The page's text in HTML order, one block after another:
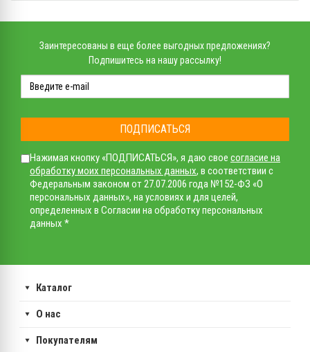
Заинтересованы в еще более выгодных предложениях?
Подпишитесь на нашу рассылку!
ПОДПИСАТЬСЯ
Нажимая кнопку «ПОДПИСАТЬСЯ», я даю свое согласие на
обработку моих персональных данных, в соответствии с
Федеральным законом от 27.07.2006 года №152-ФЗ «О
персональных данных», на условиях и для целей,
определенных в Согласии на обработку персональных
данных *
Каталог
О нас
Покупателям